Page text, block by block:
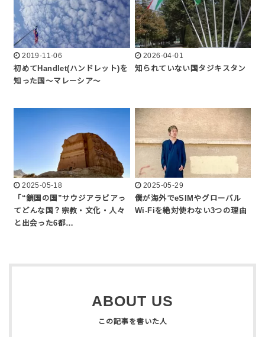
2019-11-06
初めてHandlet(ハンドレット)を
知った国〜マレーシア〜
2026-04-01
知られていない国タジキスタン
2025-05-18
「“鎖国の国”サウジアラビアっ
てどんな国？宗教・文化・人々
と出会った6都…
2025-05-29
僕が海外でeSIMやグローバル
Wi-Fiを絶対使わない3つの理由
ABOUT US